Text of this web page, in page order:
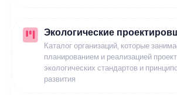
Экологические
Каталог организаций, которые
планированием и реализацией
экологических стандартов и
развития